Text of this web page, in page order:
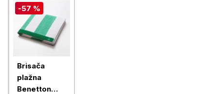
-57 %
Brisača
plažna
Benetton